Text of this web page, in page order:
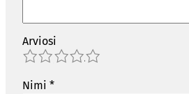
Arviosi
4
3
2
1
Nimi *